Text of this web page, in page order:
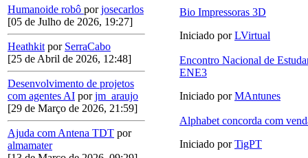
Humanoide robô porjosecarlos
[05 de Julho de 2026, 19:27]
Heathkit por SerraCabo
[25 de Abril de 2026, 12:48]
Desenvolvimento de projetos
com agentes AI porjm_araujo
[29 de Março de 2026, 21:59]
Ajuda com Antena TDT por
almamater
Bio Impressoras 3D
Iniciado porLVirtual
Encontro Nacional de
ENE3
Iniciado porMAntunes
Alphabet concorda com
Iniciado porTigPT